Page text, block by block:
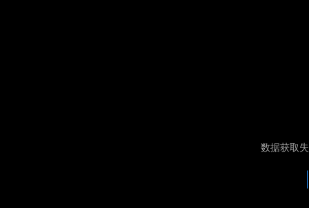
数据获取